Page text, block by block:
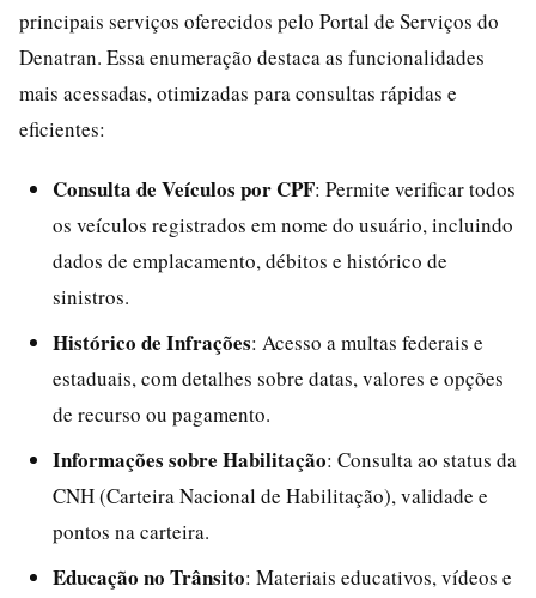
principais serviços oferecidos pelo Portal de Serviços do
Denatran. Essa enumeração destaca as funcionalidades
mais acessadas, otimizadas para consultas rápidas e
eficientes:
Consulta de Veículos por CPF: Permite verificar todos
os veículos registrados em nome do usuário, incluindo
dados de emplacamento, débitos e histórico de
sinistros.
Histórico de Infrações: Acesso a multas federais e
estaduais, com detalhes sobre datas, valores e opções
de recurso ou pagamento.
Informações sobre Habilitação: Consulta ao status da
CNH (Carteira Nacional de Habilitação), validade e
pontos na carteira.
Educação no Trânsito: Materiais educativos, vídeos e